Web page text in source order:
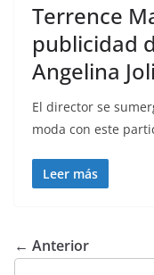
Terrence
publicidad
Angelina
El director se
moda con este
Leer más
← Anterior